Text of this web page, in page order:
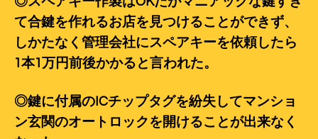
て合鍵を作れるお店を見つけることができず、
しかたなく管理会社にスペアキーを依頼したら
1本1万円前後かかると言われた。
◎鍵に付属のICチップタグを紛失してマンショ
ン玄関のオートロックを開けることが出来なく